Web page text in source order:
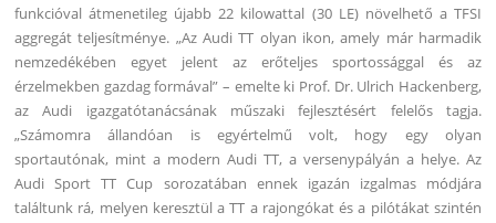
funkcióval átmenetileg újabb 22 kilowattal (30 LE) növelhető a TFSI
aggregát teljesítménye. „Az Audi TT olyan ikon, amely már harmadik
nemzedékében egyet jelent az erőteljes sportossággal és az
érzelmekben gazdag formával” – emelte ki Prof. Dr. Ulrich Hackenberg,
az Audi igazgatótanácsának műszaki fejlesztésért felelős tagja.
„Számomra állandóan is egyértelmű volt, hogy egy olyan
sportautónak, mint a modern Audi TT, a versenypályán a helye. Az
Audi Sport TT Cup sorozatában ennek igazán izgalmas módjára
találtunk rá, melyen keresztül a TT a rajongókat és a pilótákat szintén